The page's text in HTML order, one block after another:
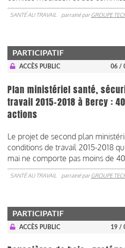
SANTÉ AU TRAVAIL parrainé parGROUPE
PARTICIPATIF
ACCÈS PUBLIC 06 /
Plan ministériel santé,
travail 2015-2018 à Bercy :
actions
Le projet de second plan
conditions de travail 2015-2018
mai ne comporte pas moins de
SANTÉ AU TRAVAIL parrainé parGROUPE
PARTICIPATIF
ACCÈS PUBLIC 19 /